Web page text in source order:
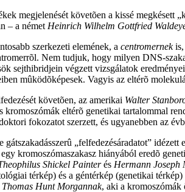
megjelenését követõen a kissé megkésett
– a német Heinrich Wilhelm Gottfried
szerkezeti elemének, a centromernekis,
Nem tudjuk, hogy milyen DNS-
sejthibridjein végzett vizsgálatok
mûködõképesek. Vagyis az eltérõ
követõen, az amerikai Walter
kromoszómák eltérõ genetikai tartalommal
fokozatot szerzett, és ugyanebben az
„felfedezésáradatot”
kromoszómaszakasz hiányából eredõ
Shickel Painterés Hermann Joseph
térkép) és a géntérkép (genetikai
Thomas Hunt Morgannak, aki a kromoszómák